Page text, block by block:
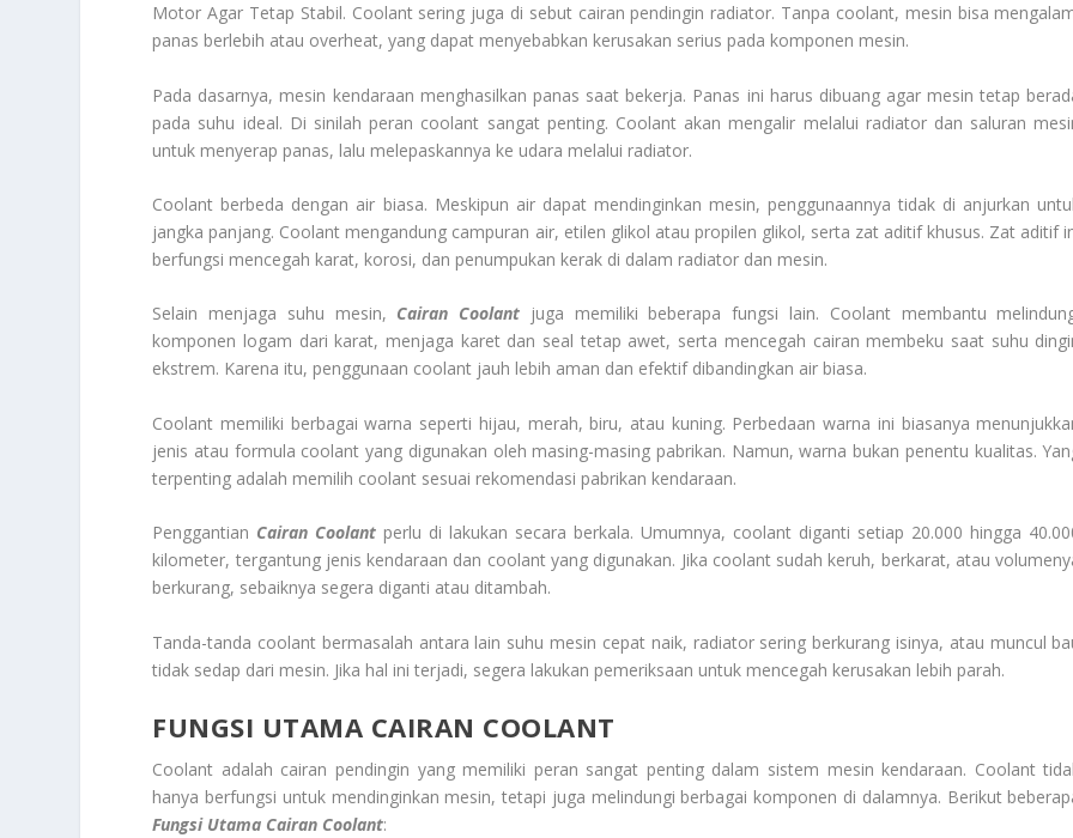
Motor Agar Tetap Stabil. Coolant sering juga di sebut cairan pendingin radiator. Tanpa coolant, mesin bisa
panas berlebih atau overheat, yang dapat menyebabkan kerusakan serius pada komponen mesin.
Pada dasarnya, mesin kendaraan menghasilkan panas saat bekerja. Panas ini harus dibuang agar mesin tetap
pada suhu ideal. Di sinilah peran coolant sangat penting. Coolant akan mengalir melalui radiator dan saluran
untuk menyerap panas, lalu melepaskannya ke udara melalui radiator.
Coolant berbeda dengan air biasa. Meskipun air dapat mendinginkan mesin, penggunaannya tidak di anjurkan
jangka panjang. Coolant mengandung campuran air, etilen glikol atau propilen glikol, serta zat aditif khusus. Zat aditif
berfungsi mencegah karat, korosi, dan penumpukan kerak di dalam radiator dan mesin.
Selain menjaga suhu mesin, Cairan Coolant juga memiliki beberapa fungsi lain. Coolant membantu
komponen logam dari karat, menjaga karet dan seal tetap awet, serta mencegah cairan membeku saat suhu
ekstrem. Karena itu, penggunaan coolant jauh lebih aman dan efektif dibandingkan air biasa.
Coolant memiliki berbagai warna seperti hijau, merah, biru, atau kuning. Perbedaan warna ini biasanya
jenis atau formula coolant yang digunakan oleh masing-masing pabrikan. Namun, warna bukan penentu kualitas.
terpenting adalah memilih coolant sesuai rekomendasi pabrikan kendaraan.
Penggantian Cairan Coolant perlu di lakukan secara berkala. Umumnya, coolant diganti setiap 20.000 hingga
kilometer, tergantung jenis kendaraan dan coolant yang digunakan. Jika coolant sudah keruh, berkarat, atau
berkurang, sebaiknya segera diganti atau ditambah.
Tanda-tanda coolant bermasalah antara lain suhu mesin cepat naik, radiator sering berkurang isinya, atau muncul
tidak sedap dari mesin. Jika hal ini terjadi, segera lakukan pemeriksaan untuk mencegah kerusakan lebih parah.
FUNGSI UTAMA CAIRAN COOLANT
Coolant adalah cairan pendingin yang memiliki peran sangat penting dalam sistem mesin kendaraan. Coolant
hanya berfungsi untuk mendinginkan mesin, tetapi juga melindungi berbagai komponen di dalamnya. Berikut
Fungsi Utama Cairan Coolant: